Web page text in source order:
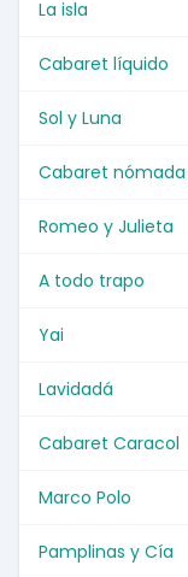
La isla
Cabaret líquido
Sol y Luna
Cabaret nómada
Romeo y Julieta
A todo trapo
Yai
Lavidadá
Cabaret Caracol
Marco Polo
Pamplinas y Cía